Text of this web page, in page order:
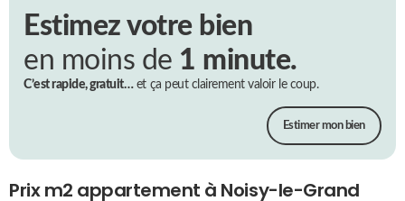
Estimez votre bien
en moins de 1 minute.
C’est rapide, gratuit…et ça peut clairement valoir le coup.
Estimer mon bien
Prix m2 appartement à Noisy-le-Grand